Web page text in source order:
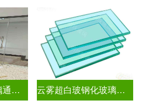
酒店客厅金属玻璃通花格栅入户玄关隔断 云雾超白玻钢化玻璃隔断